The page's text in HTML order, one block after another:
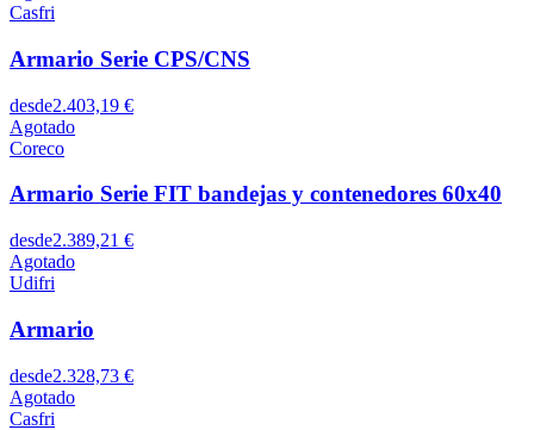
Casfri
Armario Serie CPS/CNS
desde2.403,19 €
Agotado
Coreco
Armario Serie FIT bandejas y contenedores 60x40
desde2.389,21 €
Agotado
Udifri
Armario
desde2.328,73 €
Agotado
Casfri